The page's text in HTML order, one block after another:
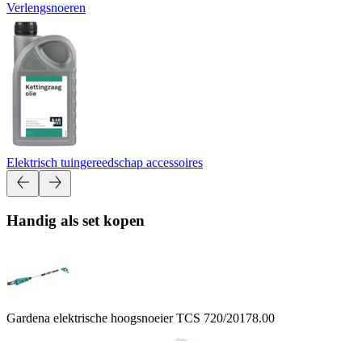
Verlengsnoeren
Elektrisch tuingereedschap accessoires
Handig als set kopen
Gardena elektrische hoogsnoeier TCS 720/20178.00